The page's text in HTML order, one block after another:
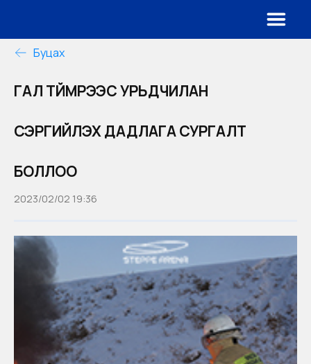
Буцах
ГАЛ ТҮЙМРЭЭС УРЬДЧИЛАН
СЭРГИЙЛЭХ ДАДЛАГА СУРГАЛТ
БОЛЛОО
2023/02/02 19:36